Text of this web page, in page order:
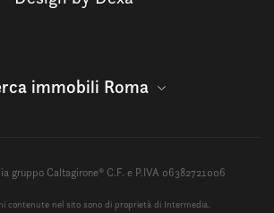
immobili Roma
gruppo Caltagirone® C.F. e P.IVA 06382721006
contenute nel sito sono di proprietà di Intermedia.